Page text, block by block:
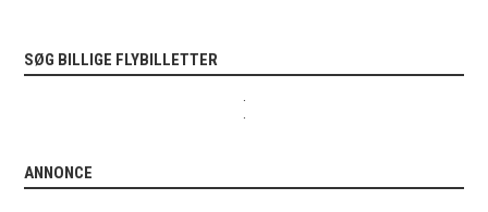
SØG BILLIGE FLYBILLETTER
ANNONCE